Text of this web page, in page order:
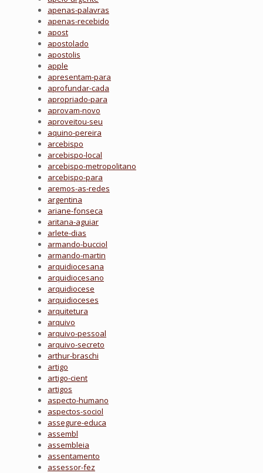
apenas-palavras
apenas-recebido
apost
apostolado
apostolis
apple
apresentam-para
aprofundar-cada
apropriado-para
aprovam-novo
aproveitou-seu
aquino-pereira
arcebispo
arcebispo-local
arcebispo-metropolitano
arcebispo-para
aremos-as-redes
argentina
ariane-fonseca
aritana-aguiar
arlete-dias
armando-bucciol
armando-martin
arquidiocesana
arquidiocesano
arquidiocese
arquidioceses
arquitetura
arquivo
arquivo-pessoal
arquivo-secreto
arthur-braschi
artigo
artigo-cient
artigos
aspecto-humano
aspectos-sociol
assegure-educa
assembl
assembleia
assentamento
assessor-fez